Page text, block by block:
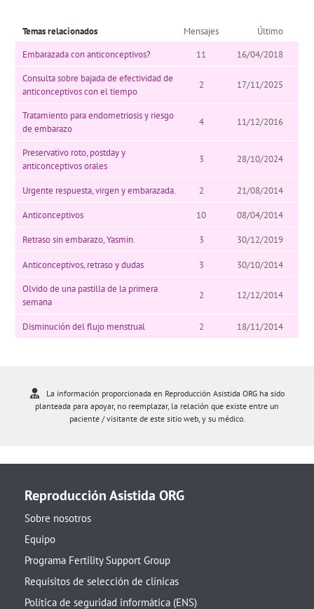
Temas relacionados Mensajes
Último
Embarazada con anticonceptivos?
11
16/04/2018
Consulta sobre bajada de efectividad de
anticonceptivos con el tiempo
2 17/11/2025
Tratamiento para endometriosis y riesgo
de embarazo
4 11/12/2016
Preservativo roto, postday y
anticonceptivos orales
3 28/10/2024
Urgente respuesta, virgen y embarazada. 2 21/08/2014
Anticonceptivos 10 08/04/2014
Retraso sin embarazo, Yasmin. 3 30/12/2019
Anticonceptivos, retraso y dudas 3
30/10/2014
Olvido de una pastilla de la primera
semana
2 12/12/2014
Disminución del flujo menstrual 2 18/11/2014
La información proporcionada en Reproducción Asistida ORG ha sido
planteada para apoyar, no reemplazar, la relación que existe entre un
paciente / visitante de este sitio web, y su médico.
Reproducción Asistida ORG
Sobre nosotros
Equipo
Programa Fertility Support Group
Requisitos de selección de clínicas
Política de seguridad informática (ENS)